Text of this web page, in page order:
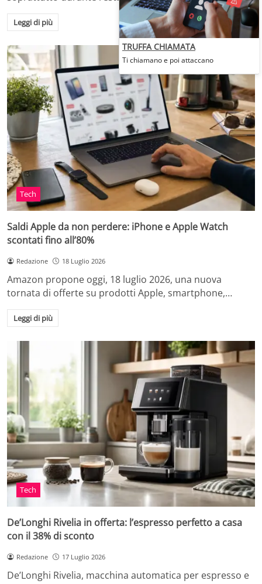
Leggi di più
Tech
Saldi Apple da non perdere: iPhone e Apple Watch
scontati fino all’80%
Redazione 18 Luglio 2026
Amazon propone oggi, 18 luglio 2026, una nuova
tornata di offerte su prodotti Apple, smartphone,…
Leggi di più
Tech
De’Longhi Rivelia in offerta: l’espresso perfetto a casa
con il 38% di sconto
Redazione 17 Luglio 2026
De’Longhi Rivelia, macchina automatica per espresso e
TRUFFA CHIAMATA
Ti chiamano e poi attaccano